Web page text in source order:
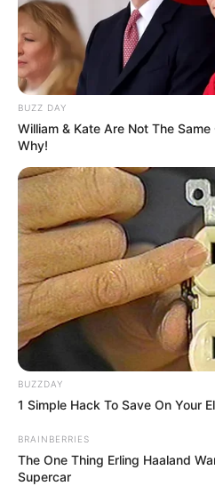
BUZZ DAY
William & Kate Are Not The
Why!
BUZZDAY
1 Simple Hack To Save On Your
BRAINBERRIES
The One Thing Erling Haaland
Supercar